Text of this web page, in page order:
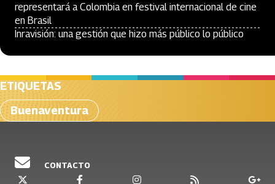
representará a Colombia en festival internacional de cine
en Brasil
Inravisión: una gestión que hizo más público lo público
ETIQUETAS
Buenaventura
CONTACTO